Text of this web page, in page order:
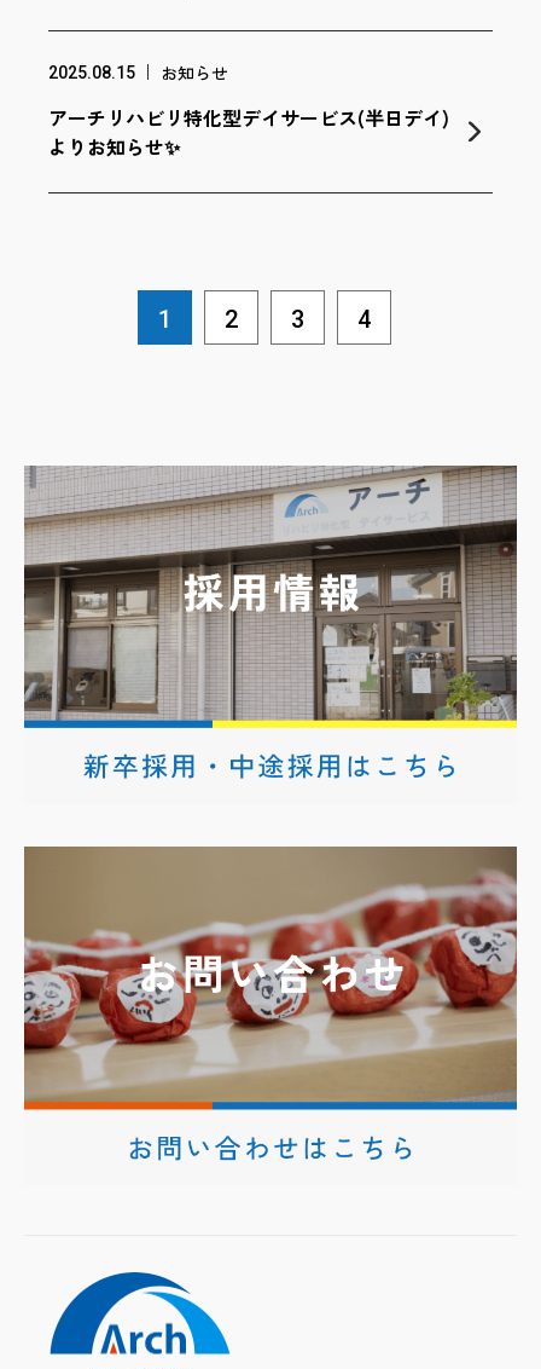
2025.08.15 お知らせ
アーチリハビリ特化型デイサービス(半日デイ)
よりお知らせ✨
1 2 3 4